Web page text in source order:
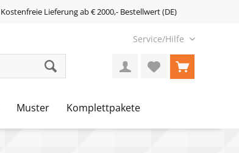
Kostenfreie Lieferung ab € 2000,- Bestellwert (DE)
Service/Hilfe
Muster Komplettpakete